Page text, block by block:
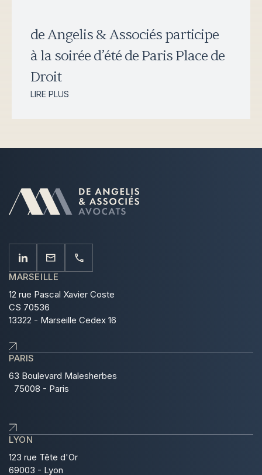
de Angelis & Associés participe
à la soirée d’été de Paris Place de
Droit
LIRE PLUS
MARSEILLE
12 rue Pascal Xavier Coste
CS 70536
13322 - Marseille Cedex 16
PARIS
63 Boulevard Malesherbes
75008 - Paris
LYON
123 rue Tête d'Or
69003 - Lyon